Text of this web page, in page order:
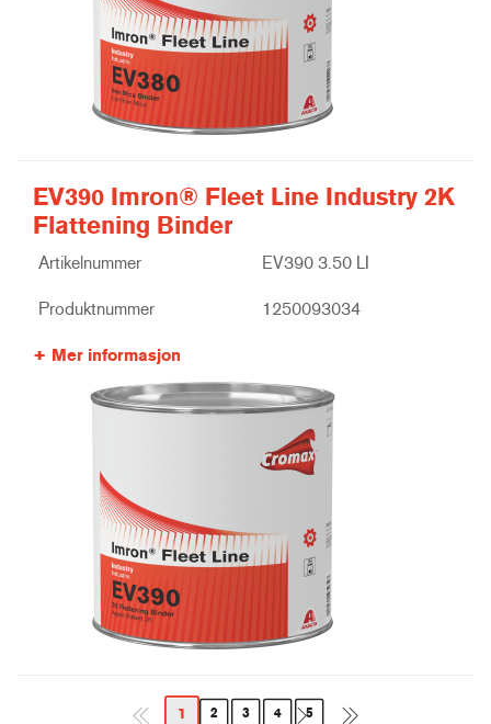
EV390 Imron® Fleet Line Industry 2K
Flattening Binder
Artikelnummer EV390 3.50 LI
Produktnummer 1250093034
Mer informasjon
1 2 3 4 5